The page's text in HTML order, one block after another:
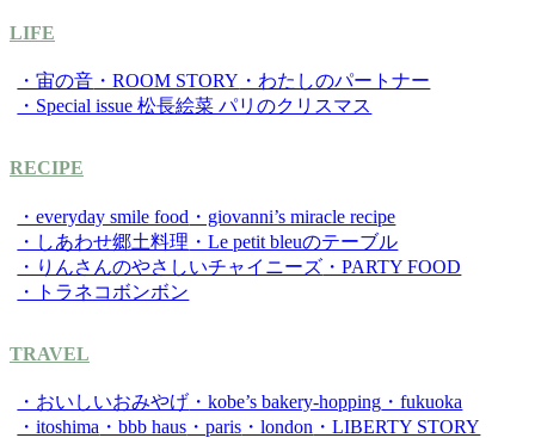
LIFE
・宙の音 ・ROOM STORY ・わたしのパートナー
・Special issue 松長絵菜 パリのクリスマス
RECIPE
・everyday smile food ・giovanni’s miracle recipe
・しあわせ郷土料理 ・Le petit bleuのテーブル
・りんさんのやさしいチャイニーズ ・PARTY FOOD
・トラネコボンボン
TRAVEL
・おいしいおみやげ ・kobe’s bakery-hopping ・fukuoka
・itoshima ・bbb haus ・paris ・london ・LIBERTY STORY